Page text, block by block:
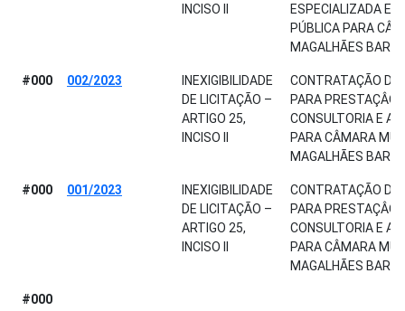
INCISO II
ESPECIALIZADA
PÚBLICA PARA
MAGALHÃES
#000 002/2023
INEXIGIBILIDADE
DE LICITAÇÃO –
ARTIGO 25,
INCISO II
CONTRATAÇÃO DE
PARA PRESTAÇÂO
CONSULTORIA E
PARA CÂMARA
MAGALHÃES
#000 001/2023
INEXIGIBILIDADE
DE LICITAÇÃO –
ARTIGO 25,
INCISO II
CONTRATAÇÃO DE
PARA PRESTAÇÂO
CONSULTORIA E
PARA CÂMARA
MAGALHÃES
#000